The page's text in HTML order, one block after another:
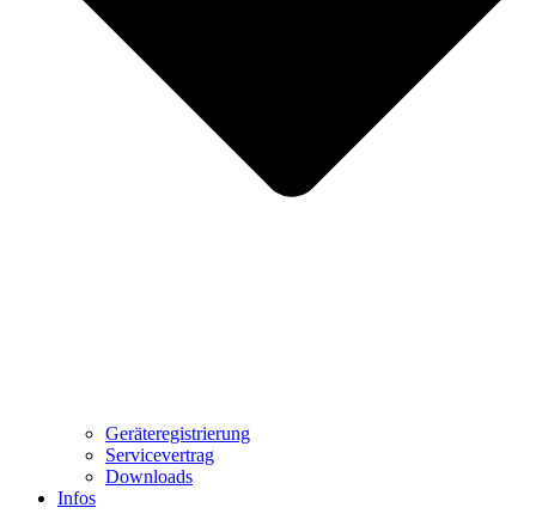
Geräteregistrierung
Servicevertrag
Downloads
Infos